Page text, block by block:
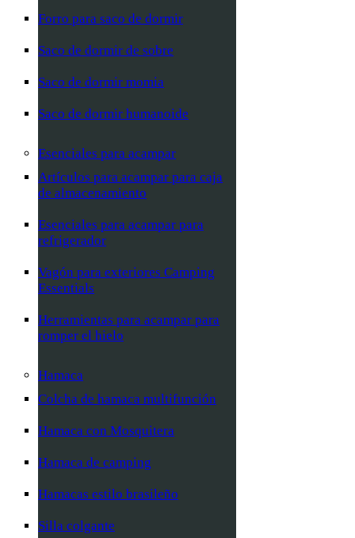
Forro para saco de dormir
Saco de dormir de sobre
Saco de dormir momia
Saco de dormir humanoide
Esenciales para acampar
Artículos para acampar para caja
de almacenamiento
Esenciales para acampar para
refrigerador
Vagón para exteriores Camping
Essentials
Herramientas para acampar para
romper el hielo
Hamaca
Colcha de hamaca multifunción
Hamaca con Mosquitera
Hamaca de camping
Hamacas estilo brasileño
Silla colgante